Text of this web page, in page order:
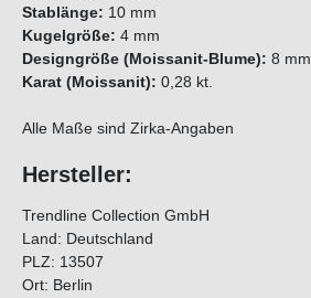
Stablänge: 10 mm
Kugelgröße: 4 mm
Designgröße (Moissanit-Blume): 8 mm
Karat (Moissanit): 0,28 kt.
Alle Maße sind Zirka-Angaben
Hersteller:
Trendline Collection GmbH
Land: Deutschland
PLZ: 13507
Ort: Berlin